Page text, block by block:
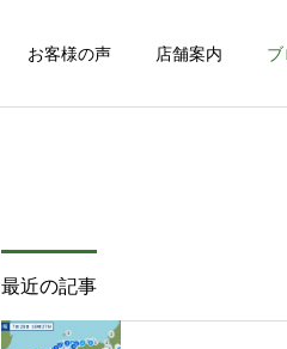
お客様の声 店舗案内
最近の記事